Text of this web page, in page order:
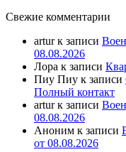
Свежие комментарии
arturк записи
08.08.2026
Лора к записи
Пиу Пиу к записи
Полный контакт
arturк записи
08.08.2026
Аноним к записи
от 08.08.2026